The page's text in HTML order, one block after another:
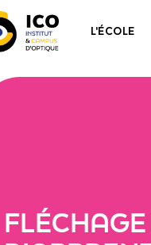
L'ÉCOLE